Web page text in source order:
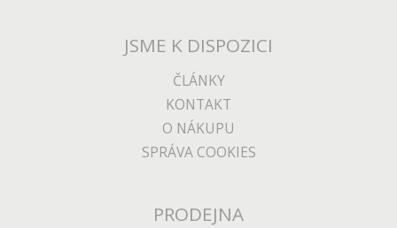
JSME K DISPOZICI
ČLÁNKY
KONTAKT
O NÁKUPU
SPRÁVA COOKIES
PRODEJNA